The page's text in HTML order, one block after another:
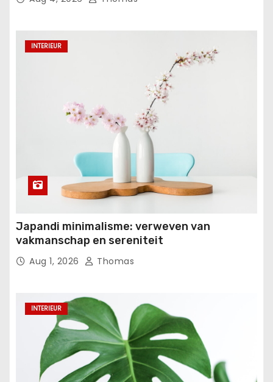
INTERIEUR
Japandi minimalisme: verweven van
vakmanschap en sereniteit
Aug 1, 2026 Thomas
INTERIEUR